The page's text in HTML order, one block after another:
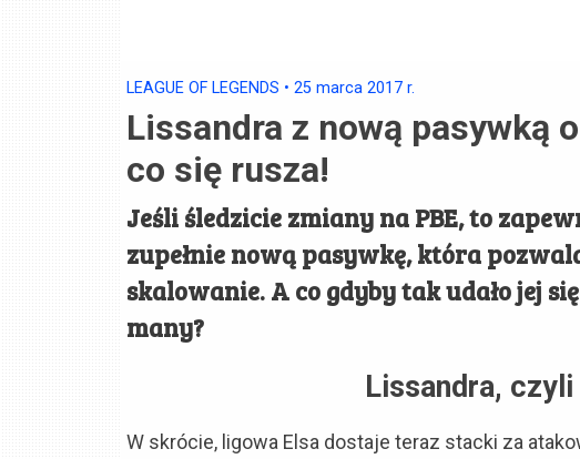
LEAGUE OF LEGENDS • 25 marca 2017 r.
Lissandra z nową pasywką
co się rusza!
Jeśli śledzicie zmiany na PBE, to
zupełnie nową pasywkę, która
skalowanie. A co gdyby tak udało jej
many?
Lissandra, czyli
W skrócie, ligowa Elsa dostaje teraz stacki za